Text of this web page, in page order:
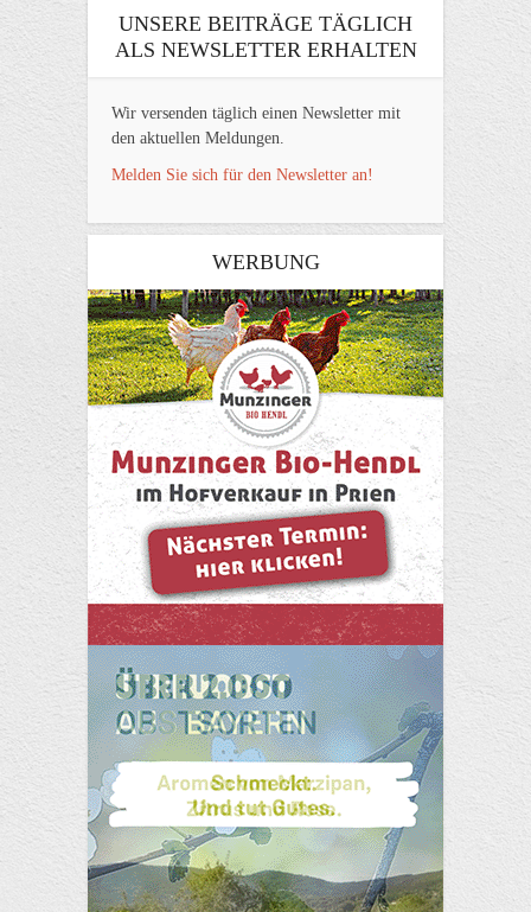
UNSERE BEITRÄGE TÄGLICH
ALS NEWSLETTER ERHALTEN
Wir versenden täglich einen Newsletter mit
den aktuellen Meldungen.
Melden Sie sich für den Newsletter an!
WERBUNG